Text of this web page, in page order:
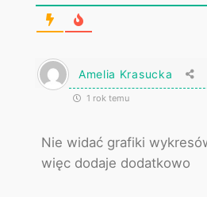
Amelia Krasucka
1 rok temu
Nie widać grafiki
więc dodaje dodatkowo